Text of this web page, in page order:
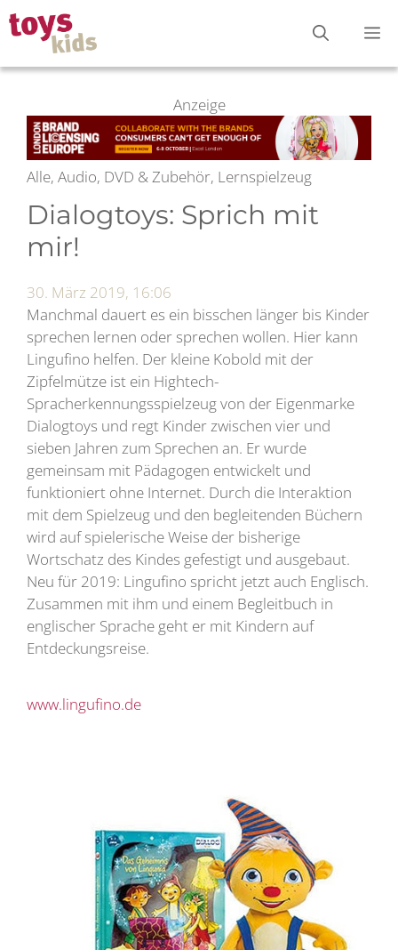
Zum
Inhalt
springen
Anzeige
Alle, Audio, DVD & Zubehör, Lernspielzeug
Dialogtoys: Sprich mit
mir!
30. März 2019, 16:06
Manchmal dauert es ein bisschen länger bis Kinder
sprechen lernen oder sprechen wollen. Hier kann
Lingufino helfen. Der kleine Kobold mit der
Zipfelmütze ist ein Hightech-
Spracherkennungsspielzeug von der Eigenmarke
Dialogtoys und regt Kinder zwischen vier und
sieben Jahren zum Sprechen an. Er wurde
gemeinsam mit Pädagogen entwickelt und
funktioniert ohne Internet. Durch die Interaktion
mit dem Spielzeug und den begleitenden Büchern
wird auf spielerische Weise der bisherige
Wortschatz des Kindes gefestigt und ausgebaut.
Neu für 2019: Lingufino spricht jetzt auch Englisch.
Zusammen mit ihm und einem Begleitbuch in
englischer Sprache geht er mit Kindern auf
Entdeckungsreise.
www.lingufino.de